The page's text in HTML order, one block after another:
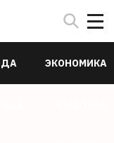
ЭКОНОМИКА